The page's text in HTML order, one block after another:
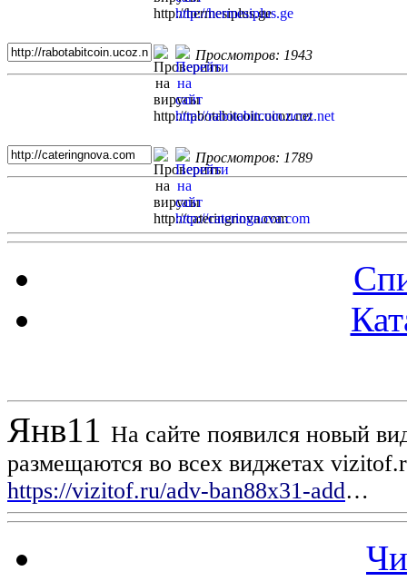
Просмотров: 1943
Просмотров: 1789
Янв11 На сайте появился новый
размещаются во всех виджетах
https://vizitof.ru/adv-ban88x31-add…